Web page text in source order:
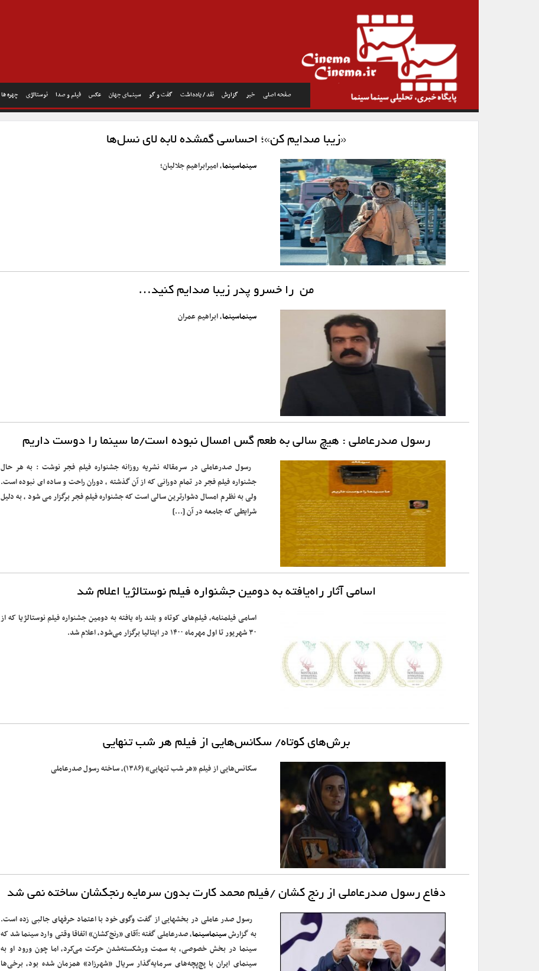
صفحه اصلی خبر گزارش نقد / یادداشت گفت و گو سینمای جهان عکس فیلم و صدا نوستالژی چهره ها
«زیبا صدایم کن»؛ احساسی گمشده لابه لای نسل‌ها
سینماسینما، امیرابراهیم جلالیان؛
من را خسرو پدر زیبا صدایم کنید…
سینماسینما، ابراهیم عمران
رسول صدرعاملی : هیچ سالی به طعم گس امسال نبوده است/ما سینما را دوست داریم
رسول صدرعاملی در سرمقاله نشریه روزانه جشنواره فیلم فجر نوشت : به هر حال
جشنواره فیلم فجر در تمام دورانی که از آن گذشته ، دوران راحت و ساده ای نبوده است.
ولی به نظرم امسال دشوارترین سالی است که جشنواره فیلم فجر برگزار می شود ، به دلیل
شرایطی که جامعه در آن […]
اسامی آثار راه‌یافته به دومین جشنواره فیلم نوستالژیا اعلام شد
اسامی فیلمنامه، فیلم‌های کوتاه و بلند راه یافته به دومین جشنواره فیلم نوستالژیا که از
۳۰ شهریور تا اول مهرماه ۱۴۰۰ در ایتالیا برگزار می‌شود، اعلام شد.
برش‌های کوتاه/ سکانس‌هایی از فیلم هر شب تنهایی
سکانس‌هایی از فیلم «هر شب تنهایی» (۱۳۸۶)، ساخته رسول صدرعاملی
دفاع رسول صدرعاملی از رنج کشان /فیلم محمد کارت بدون سرمایه رنجکشان ساخته نمی شد
رسول صدر عاملی در بخشهایی از گفت وگوی خود با اعتماد حرفهای جالبی زده است.
به گزارشسینماسینما، صدرعاملی گفته :آقای «رنج‌کشان» اتفاقا وقتی وارد سینما شد که
سینما در بخش خصوصی، به سمت ورشکسته‌شدن حرکت می‌کرد، اما چون ورود او به
سینمای ایران با پچ‌پچه‌های سرمایه‌گذار سریال «شهرزاد» همزمان شده بود، برخی‌ها